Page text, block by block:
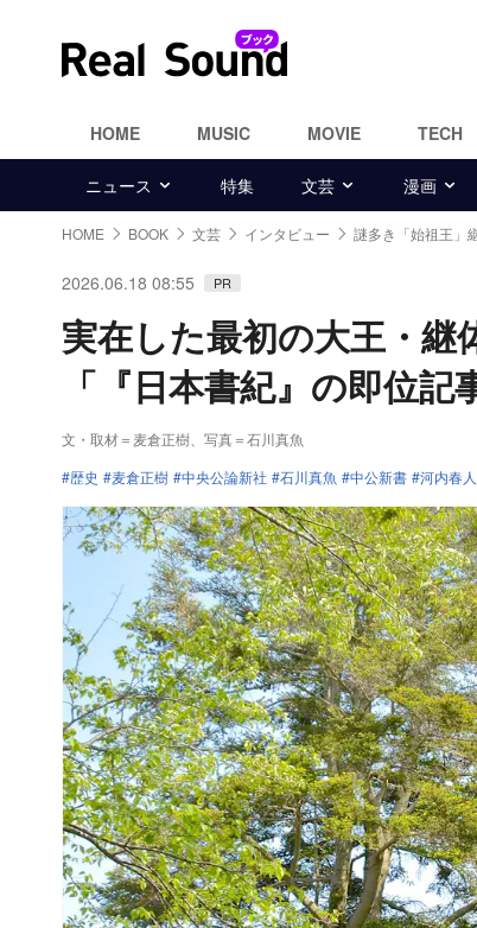
HOME MUSIC MOVIE TECH
ニュース 特集 文芸 漫画
HOME BOOK 文芸 インタビュー 謎多き「始祖王」
2026.06.18 08:55 PR
実在した最初の大王・
「『日本書紀』の即位
文・取材＝麦倉正樹
写真＝石川真魚
歴史
麦倉正樹 中央公論新社 石川真魚 中公新書 河内春人